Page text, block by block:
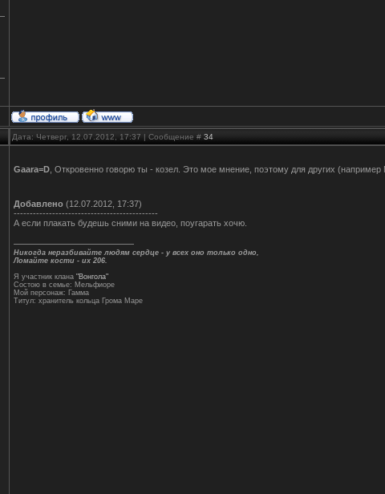
Дата: Четверг, 12.07.2012, 17:37 | Сообщение # 34
Gaara=D , Откровенно говорю ты - козел. Это мое мнение, поэтому для других
Добавлено (12.07.2012, 17:37)
---------------------------------------------
А если плакать будешь сними на видео, поугарать хочю.
Никогда неразбивайте людям сердце - у всех оно только одно,
Ломайте кости - их 206.
Я участник клана "Вонгола"
Состою в семье: Мельфиоре
Мой персонаж: Гамма
Титул: хранитель кольца Грома Маре